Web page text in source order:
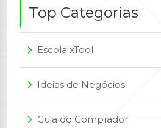
Top Categorias
arrow_forward_ios Escola xTool
arrow_forward_ios Ideias de Negócios
arrow_forward_ios Guia do Comprador